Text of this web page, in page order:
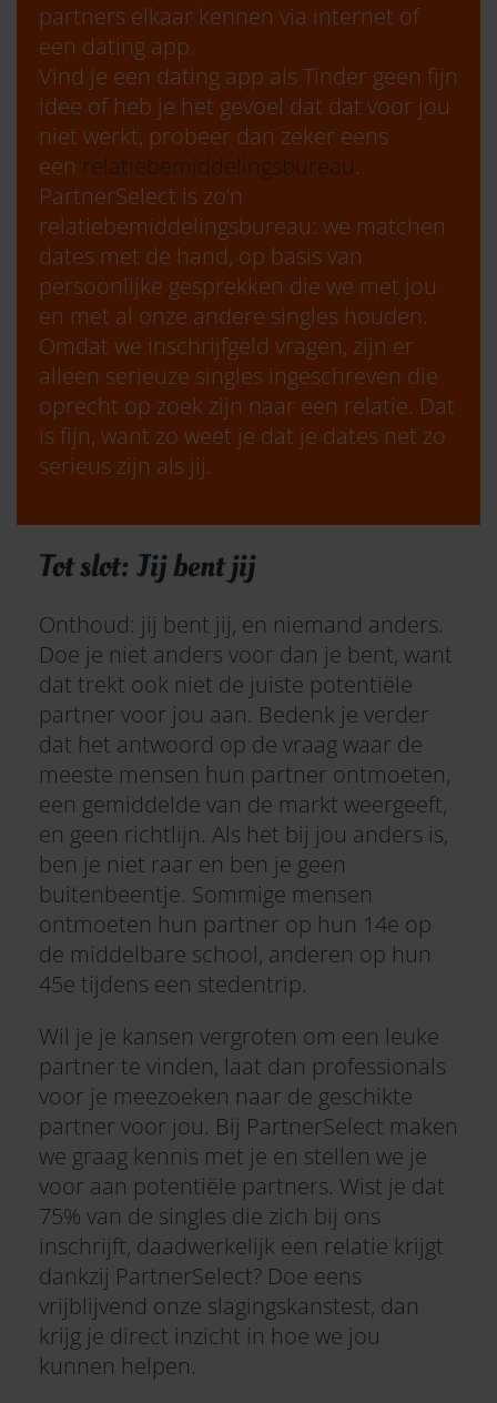
partners elkaar kennen via internet of
een dating app.
Vind je een dating app als Tinder geen fijn
idee of heb je het gevoel dat dat voor jou
niet werkt, probeer dan zeker eens
een relatiebemiddelingsbureau.
PartnerSelect is zo’n
relatiebemiddelingsbureau: we matchen
dates met de hand, op basis van
persoonlijke gesprekken die we met jou
en met al onze andere singles houden.
Omdat we inschrijfgeld vragen, zijn er
alleen serieuze singles ingeschreven die
oprecht op zoek zijn naar een relatie. Dat
is fijn, want zo weet je dat je dates net zo
serieus zijn als jij.
Tot slot: Jij bent jij
Onthoud: jij bent jij, en niemand anders.
Doe je niet anders voor dan je bent, want
dat trekt ook niet de juiste potentiële
partner voor jou aan. Bedenk je verder
dat het antwoord op de vraag waar de
meeste mensen hun partner ontmoeten,
een gemiddelde van de markt weergeeft,
en geen richtlijn. Als het bij jou anders is,
ben je niet raar en ben je geen
buitenbeentje. Sommige mensen
ontmoeten hun partner op hun 14e op
de middelbare school, anderen op hun
45e tijdens een stedentrip.
Wil je je kansen vergroten om een leuke
partner te vinden, laat dan professionals
voor je meezoeken naar de geschikte
partner voor jou. Bij PartnerSelect maken
we graag kennis met je en stellen we je
voor aan potentiële partners. Wist je dat
75% van de singles die zich bij ons
inschrijft, daadwerkelijk een relatie krijgt
dankzij PartnerSelect? Doe eens
vrijblijvend onze slagingskanstest, dan
krijg je direct inzicht in hoe we jou
kunnen helpen.